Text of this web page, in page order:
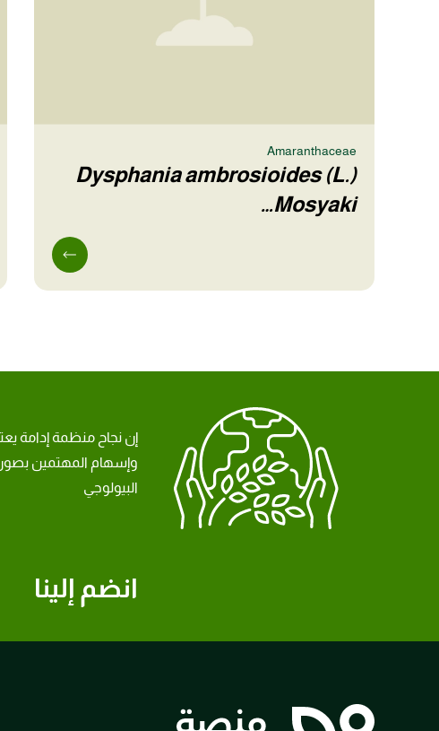
Amaranthaceae
Dysphania ambrosioides (L.)
Mosyaki…
انضم إلينا
إن نجاح منظمة إدامة
وإسهام المهتمين بصون
البيولوجي